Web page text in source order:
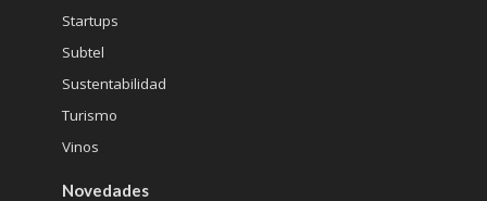
Startups
Subtel
Sustentabilidad
Turismo
Vinos
Novedades